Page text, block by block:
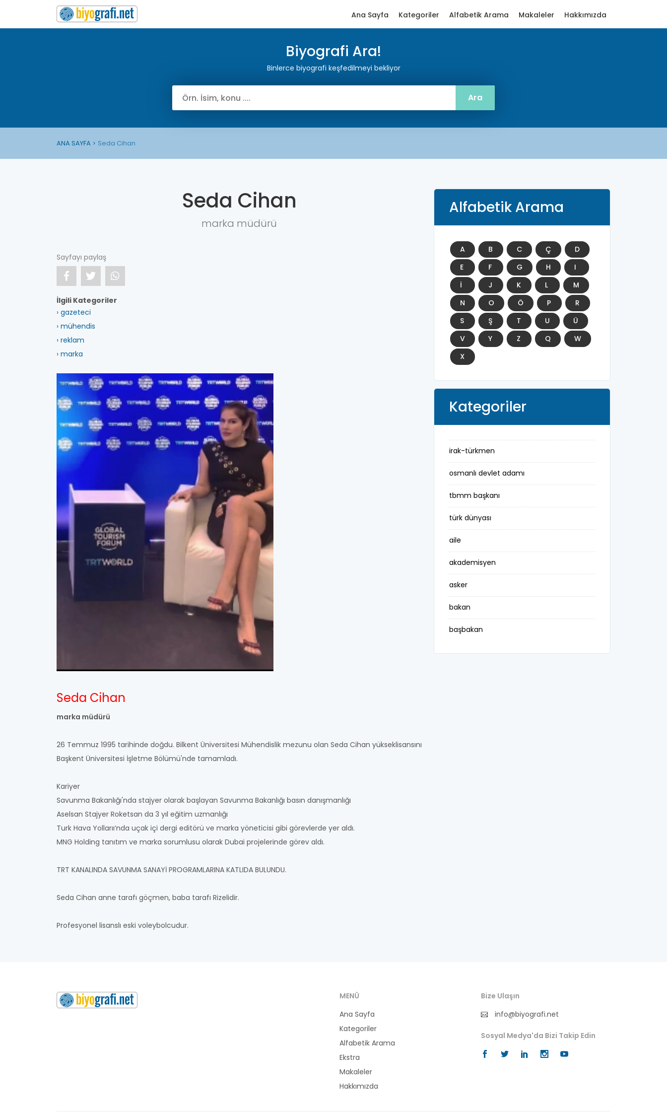
Ana Sayfa Kategoriler Alfabetik Arama Makaleler Hakkımızda
Biyografi Ara!
Binlerce biyografi keşfedilmeyi bekliyor
ANA SAYFA Seda Cihan
Seda Cihan
marka müdürü
Sayfayı paylaş
İlgili Kategoriler
› gazeteci
› mühendis
› reklam
› marka
Seda Cihan
marka müdürü
26 Temmuz 1995 tarihinde doğdu. Bilkent Üniversitesi Mühendislik mezunu olan Seda Cihan yükseklisansını
Başkent Üniversitesi İşletme Bölümü'nde tamamladı.
Kariyer
Savunma Bakanlığı'nda stajyer olarak başlayan Savunma Bakanlığı basın danışmanlığı
Aselsan Stajyer Roketsan da 3 yıl eğitim uzmanlığı
Turk Hava Yollarıı’nda uçak içi dergi editörü ve marka yöneticisi gibi görevlerde yer aldı.
MNG Holding tanıtım ve marka sorumlusu olarak Dubai projelerinde görev aldı.
TRT KANALINDA SAVUNMA SANAYİ PROGRAMLARINA KATLIDA BULUNDU.
Seda Cihan anne tarafı göçmen, baba tarafı Rizelidir.
Profesyonel lisanslı eski voleybolcudur.
Alfabetik Arama
A B C Ç
D
E
F G H
I
İ
J K L
M
N
O Ö P
R
S
Ş T U
Ü
V
Y Z Q
W
X
Kategoriler
irak-türkmen
osmanlı devlet adamı
tbmm başkanı
türk dünyası
aile
akademisyen
asker
bakan
başbakan
belediye başkanı
halk kültürü
hat-geleneksel sanatlar
MENÜ
Ana Sayfa
Kategoriler
Alfabetik Arama
Ekstra
Makaleler
Hakkımızda
Bize Ulaşın
info@biyografi.net
Sosyal Medya'da Bizi Takip Edin